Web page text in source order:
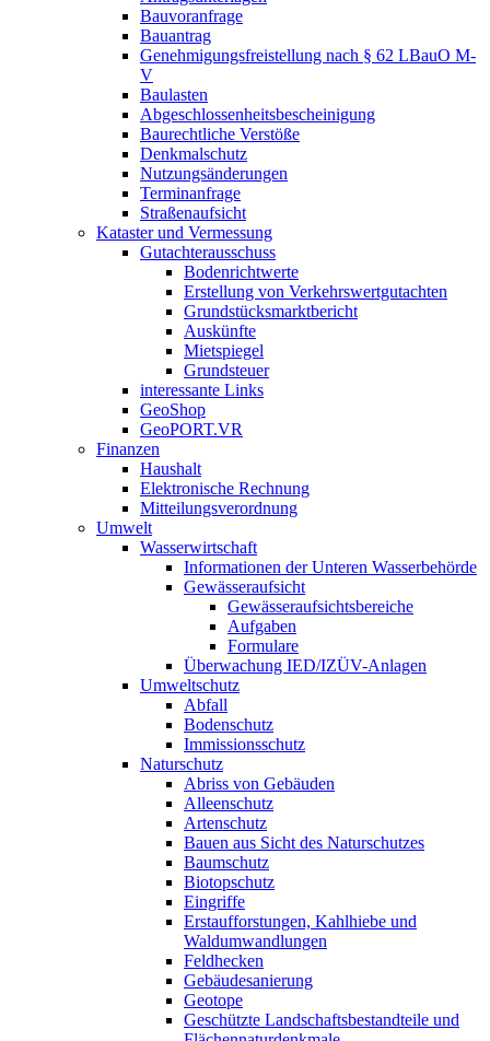
Bauvoranfrage
Bauantrag
Genehmigungsfreistellung nach § 62 LBauO M-
V
Baulasten
Abgeschlossenheits­bescheinigung
Baurechtliche Verstöße
Denkmalschutz
Nutzungsänderungen
Terminanfrage
Straßenaufsicht
Kataster und Vermessung
Gutachterausschuss
Bodenrichtwerte
Erstellung von Verkehrswertgutachten
Grundstücksmarktbericht
Auskünfte
Mietspiegel
Grundsteuer
interessante Links
GeoShop
GeoPORT.VR
Finanzen
Haushalt
Elektronische Rechnung
Mitteilungsverordnung
Umwelt
Wasserwirtschaft
Informationen der Unteren Wasserbehörde
Gewässeraufsicht
Gewässeraufsichtsbereiche
Aufgaben
Formulare
Überwachung IED/IZÜV-Anlagen
Umweltschutz
Abfall
Bodenschutz
Immissionsschutz
Naturschutz
Abriss von Gebäuden
Alleenschutz
Artenschutz
Bauen aus Sicht des Naturschutzes
Baumschutz
Biotopschutz
Eingriffe
Erstaufforstungen, Kahlhiebe und
Waldumwandlungen
Feldhecken
Gebäudesanierung
Geotope
Geschützte Landschaftsbestandteile und